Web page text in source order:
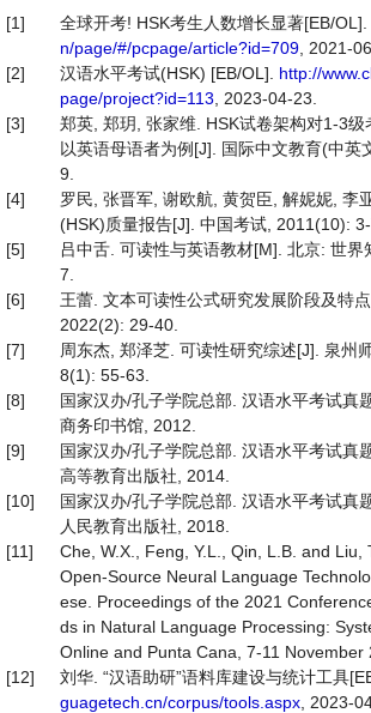
[1] 全球开考! HSK考生人数增长显著[EB/OL].
n/page/#/pcpage/article?id=709 , 2021-
[2]
汉语水平考试(HSK) [EB/OL]. http://
page/project?id=113 , 2023-04-23.
[3]
郑英, 郑玥, 张家维. HSK试卷架构对1-3
以英语母语者为例[J]. 国际中文教育(中
9.
[4]
罗民, 张晋军, 谢欧航, 黄贺臣, 解妮妮, 李
(HSK)质量报告[J]. 中国考试, 2011(10): 3-
[5]
吕中舌. 可读性与英语教材[M]. 北京: 世界
7.
[6]
王蕾. 文本可读性公式研究发展阶段及特
2022(2): 29-40.
[7]
周东杰, 郑泽芝. 可读性研究综述[J]. 泉州
8(1): 55-63.
[8]
国家汉办/孔子学院总部. 汉语水平考试真
商务印书馆, 2012.
[9]
国家汉办/孔子学院总部. 汉语水平考试真
高等教育出版社, 2014.
[10]
国家汉办/孔子学院总部. 汉语水平考试真
人民教育出版社, 2018.
[11]
Che, W.X., Feng, Y.L., Qin, L.B. and Liu,
Open-Source Neural Language
ese. Proceedings of the 2021
ds in Natural Language Processing:
Online and Punta Cana, 7-11 November
[12]
刘华. “汉语助研”语料库建设与统计工具
guagetech.cn/corpus/tools.aspx , 2023-